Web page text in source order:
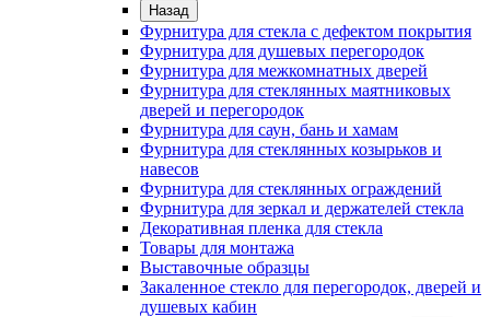
Назад
Фурнитура для стекла с дефектом покрытия
Фурнитура для душевых перегородок
Фурнитура для межкомнатных дверей
Фурнитура для стеклянных маятниковых
дверей и перегородок
Фурнитура для саун, бань и хамам
Фурнитура для стеклянных козырьков и
навесов
Фурнитура для стеклянных ограждений
Фурнитура для зеркал и держателей стекла
Декоративная пленка для стекла
Товары для монтажа
Выставочные образцы
Закаленное стекло для перегородок, дверей и
душевых кабин